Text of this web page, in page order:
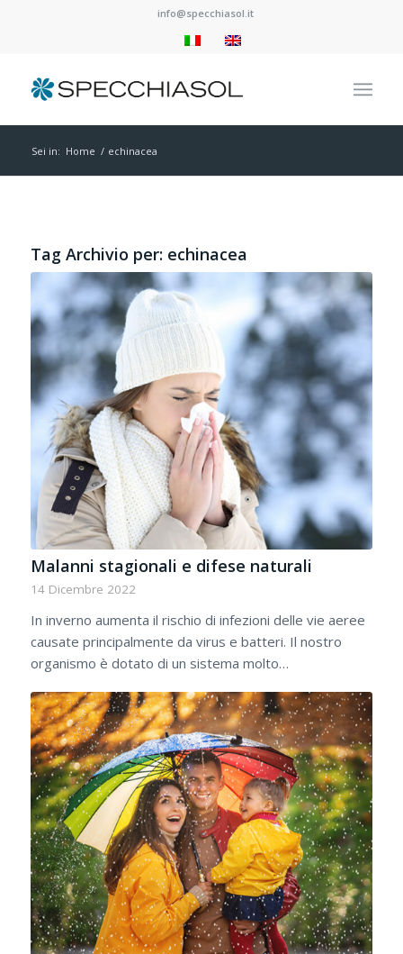
info@specchiasol.it
Sei in: Home / echinacea
Tag Archivio per: echinacea
Malanni stagionali e difese naturali
14 Dicembre 2022
In inverno aumenta il rischio di infezioni delle vie aeree
causate principalmente da virus e batteri. Il nostro
organismo è dotato di un sistema molto…